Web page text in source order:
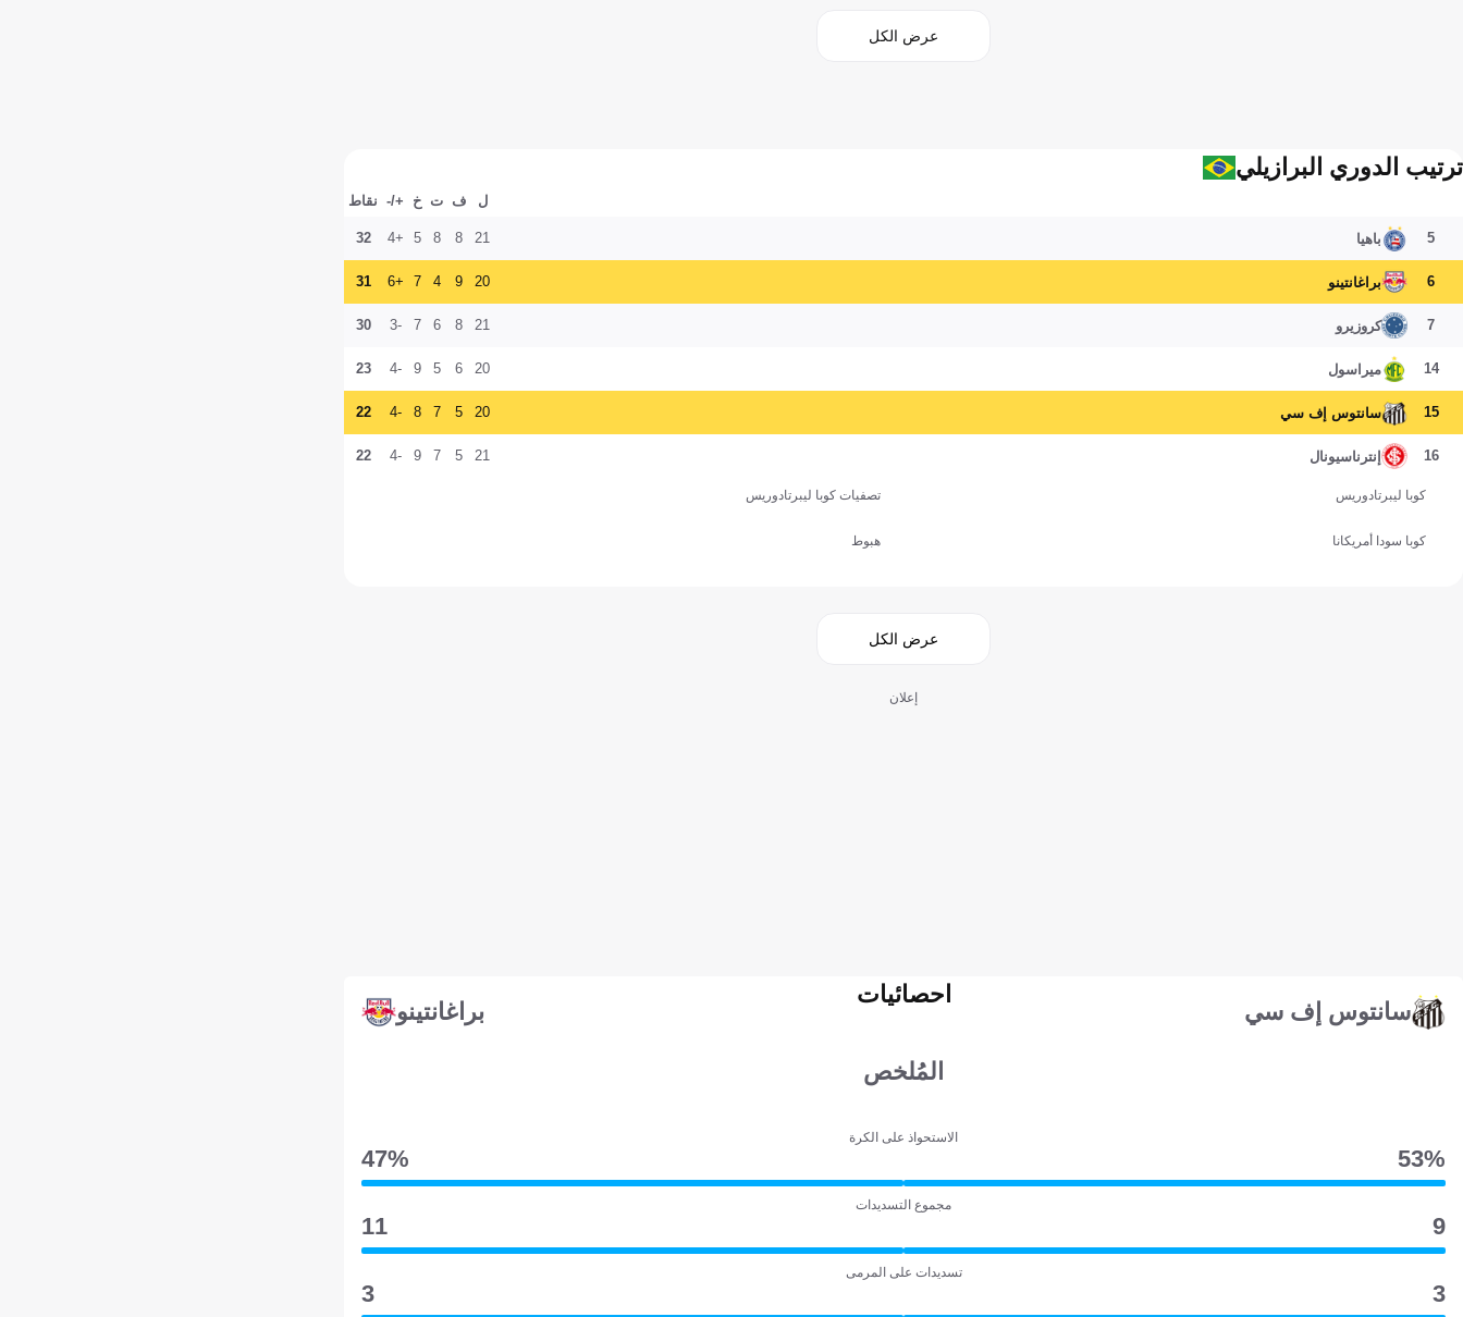
عرض الكل
ترتيب الدوري البرازيلي
ل ف ت خ +/- نقاط
5 باهيا 21
8
8
5
+4
32
6 براغانتينو 20
9
4
7
+6
31
7 كروزيرو 21
8
6
7
-3
30
14 ميراسول 20
6
5
9
-4
23
15 سانتوس إف سي 20
5
7
8
-4
22
16 إنترناسيونال 21
5
7
9
-4
22
كوبا ليبرتادوريس تصفيات كوبا ليبرتادوريس
كوبا سودا أمريكانا هبوط
عرض الكل
إعلان
سانتوس إف سي
احصائيات
براغانتينو
المُلخص
الاستحواذ على الكرة
53‎%‎
47‎%‎
مجموع التسديدات
9
11
تسديدات على المرمى
3
3